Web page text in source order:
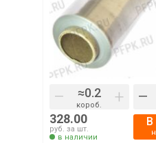
– короб. + –
328.00
руб. за шт.
в наличии
В